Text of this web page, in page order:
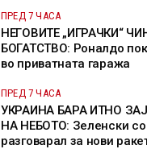
ПРЕД 7 ЧАСА
НЕГОВИТЕ „ИГРАЧКИ“
БОГАТСТВО: Роналдо
во приватната гаража
ПРЕД 7 ЧАСА
УКРАИНА БАРА ИТНО
НА НЕБОТО: Зеленски со
разговарал за нови